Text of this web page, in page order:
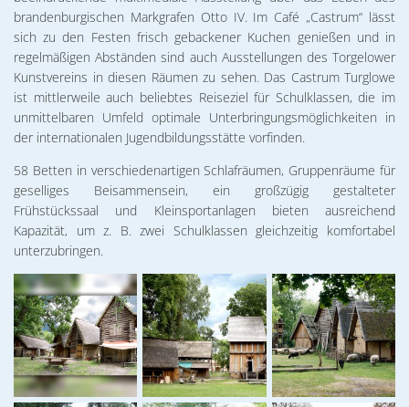
brandenburgischen Markgrafen Otto IV. Im Café „Castrum“ lässt
sich zu den Festen frisch gebackener Kuchen genießen und in
regelmäßigen Abständen sind auch Ausstellungen des Torgelower
Kunstvereins in diesen Räumen zu sehen. Das Castrum Turglowe
ist mittlerweile auch beliebtes Reiseziel für Schulklassen, die im
unmittelbaren Umfeld optimale Unterbringungsmöglichkeiten in
der internationalen Jugendbildungsstätte vorfinden.
58 Betten in verschiedenartigen Schlafräumen, Gruppenräume für
geselliges Beisammensein, ein großzügig gestalteter
Frühstückssaal und Kleinsportanlagen bieten ausreichend
Kapazität, um z. B. zwei Schulklassen gleichzeitig komfortabel
unterzubringen.